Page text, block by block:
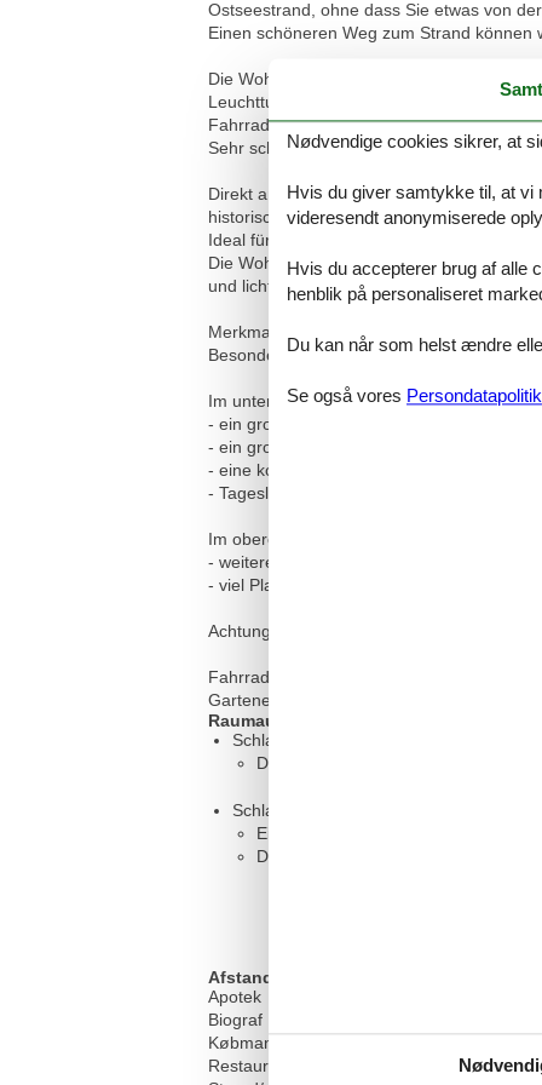
Ostseestrand, ohne dass Sie etwas von
Einen schöneren Weg zum Strand können
Die Wohnung liegt im 2.Stock und geht
Leuchtturm von Bastorf. Darüber hinaus
Fahrradabstellmöglichkeiten vor dem
Sehr schöne, helle Ferienwohnung in
Direkt am Stadtwald und nur 10 Geh-
historischen Villa Silva viel Platz für 2-5
Ideal für alle, die Ihren Urlaub nahe am
Die Wohnung befindet sich in der
und lichtdurchflutet.
Merkmal: Dachmaisonette-Wohnung mit
Besonderheiten: in historischer Villa direkt
Im unteren Stockwerk (2.Stock) befindet sich
- ein großes Wohn- und Esszimmer mit
- ein großes Schlafzimmer mit Doppelbett
- eine komfortabel ausgestattete Küche
- Tageslicht-Bad mit Dusche
Im oberen Stockwerk (Dachgeschoß)
- weitere Schlafgelegenheiten unter
- viel Platz zum Spielen oder Lesen
Achtung: Die Treppe ins Dachgeschoss ist
Fahrradkeller im Haus; Fahrradständer vor
Gartenecke mit Sitzbank (zusätzlich zum
Raumaufteilung
Schlafzimmer, 15 m², 2 Personen
Doppelbett - Size: 151-180 cm
Schlafzimmer, 20 m², 3 Personen
Einzelbett - Size: 90-130 cm
Doppelbett - Size: 151-180 cm
Afstand
Apotek
Biograf
Købmand
Restaurant
Nødvendige cookies sikrer, at
Hvis du giver samtykke til, at
videresendt anonymiserede
Hvis du accepterer brug af alle
henblik på personaliseret
Du kan når som helst ændre
Se også vores Persondatapolitik